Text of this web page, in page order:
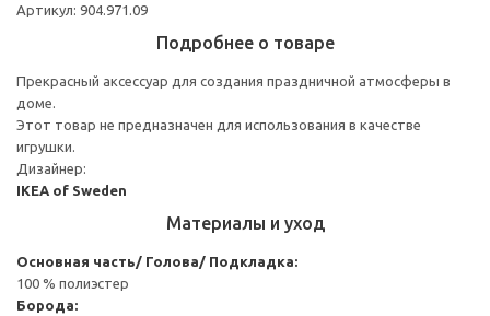
Артикул: 904.971.09
Подробнее о товаре
Прекрасный аксессуар для создания праздничной атмосферы в
доме.
Этот товар не предназначен для использования в качестве
игрушки.
Дизайнер:
IKEA of Sweden
Материалы и уход
Основная часть/ Голова/ Подкладка:
100 % полиэстер
Борода: